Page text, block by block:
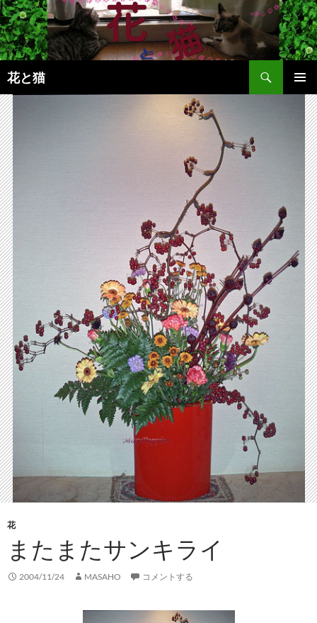
コ
ン
テ
ン
ツ
へ
ス
キ
ッ
プ
花と猫
検
索
メインメ
ニュー
花
またまたサンキライ
2004/11/24 MASAHO コメントする